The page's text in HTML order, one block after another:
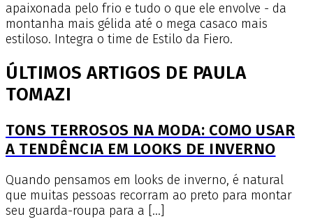
apaixonada pelo frio e tudo o que ele envolve - da
montanha mais gélida até o mega casaco mais
estiloso. Integra o time de Estilo da Fiero.
ÚLTIMOS ARTIGOS DE PAULA
TOMAZI
TONS TERROSOS NA MODA: COMO USAR
A TENDÊNCIA EM LOOKS DE INVERNO
Quando pensamos em looks de inverno, é natural
que muitas pessoas recorram ao preto para montar
seu guarda-roupa para a […]